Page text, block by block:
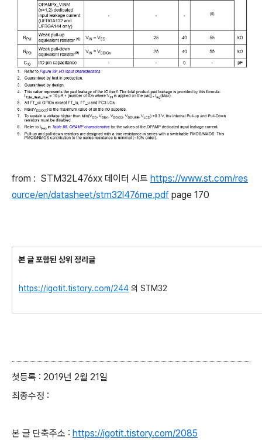
from : STM32L476xx 데이터 시트 https://www.st.com/res
ource/en/datasheet/stm32l476me.pdf page 170
본 글 포함된 상위 정리글
https://igotit.tistory.com/244 의 STM32
첫등록 : 2019년 2월 21일
최종수정 :
본 글 단축주소 : https://igotit.tistory.com/2085